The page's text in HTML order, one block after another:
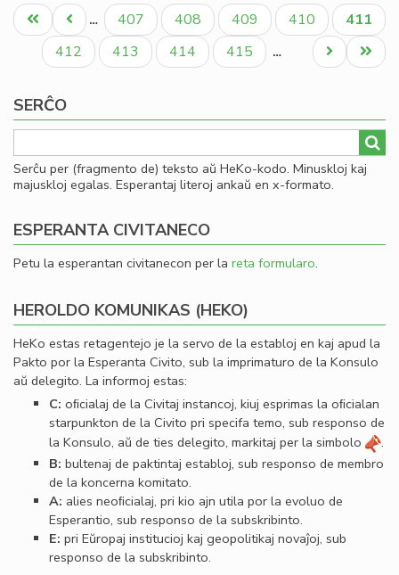
ni
ne
Pagination
Unua
paĝo
Antaŭa
paĝo
… Paĝo
407 Paĝo
408 Paĝo
409 Paĝo
410
Aktuala
paĝo
411
Paĝo
412 Paĝo
413 Paĝo
414 Paĝo
415 …
Last
page
Next
page
SERĈO
Serĉu per (fragmento de) teksto aŭ HeKo-kodo. Minuskloj kaj
majuskloj egalas. Esperantaj literoj ankaŭ en x-formato.
ESPERANTA CIVITANECO
Petu la esperantan civitanecon per la reta formularo.
HEROLDO KOMUNIKAS (HEKO)
HeKo estas retagentejo je la servo de la establoj en kaj apud la
Pakto por la Esperanta Civito, sub la imprimaturo de la Konsulo
aŭ delegito. La informoj estas:
C: oﬁcialaj de la Civitaj instancoj, kiuj esprimas la oﬁcialan
starpunkton de la Civito pri specifa temo, sub responso de
la Konsulo, aŭ de ties delegito, markitaj per la simbolo
.
B: bultenaj de paktintaj establoj, sub responso de membro
de la koncerna komitato.
A: alies neoﬁcialaj, pri kio ajn utila por la evoluo de
Esperantio, sub responso de la subskribinto.
E: pri Eŭropaj institucioj kaj geopolitikaj novaĵoj, sub
responso de la subskribinto.